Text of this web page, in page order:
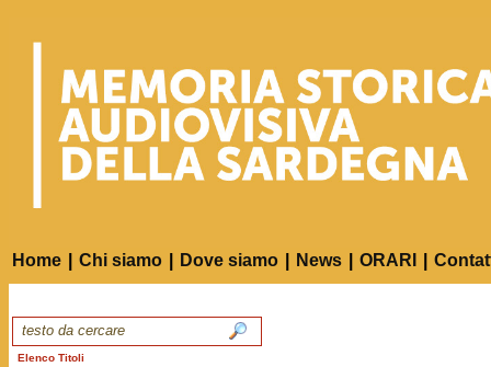
Home Chi siamo Dove siamo News ORARI
Elenco Titoli